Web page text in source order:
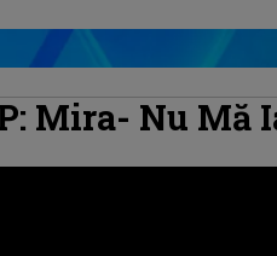
Mira- Nu Mă